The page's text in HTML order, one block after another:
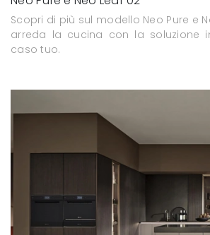
Scopri di più sul modello Neo Pure e
arreda la cucina con la soluzione
caso tuo.